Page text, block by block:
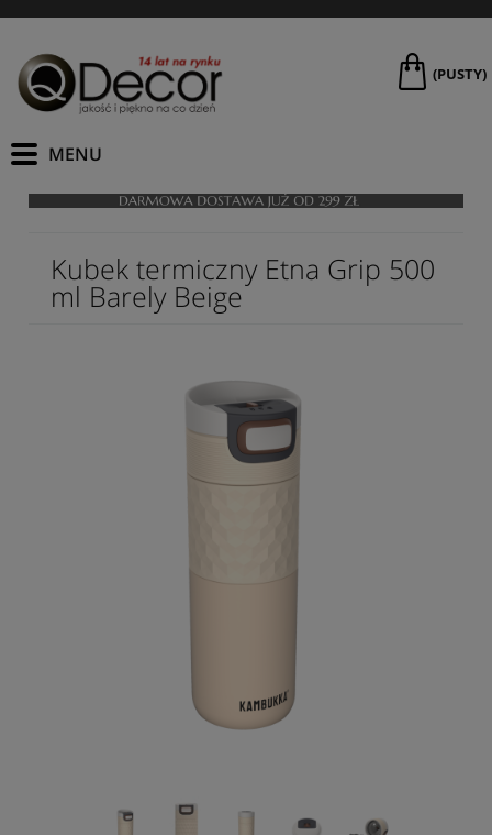
(PUSTY)
Kubek termiczny Etna Grip 500
ml Barely Beige